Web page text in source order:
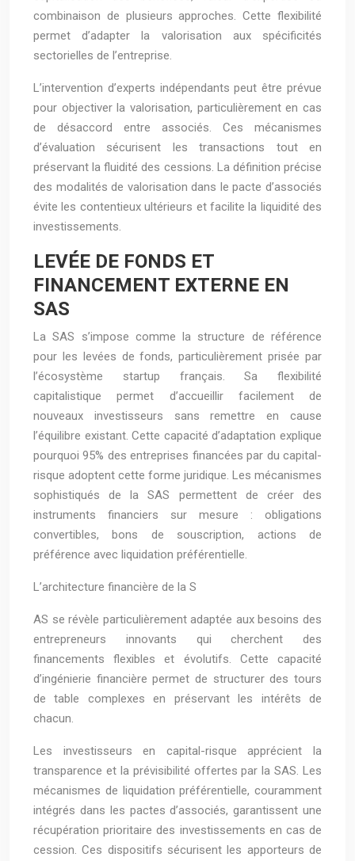
combinaison de plusieurs approches. Cette flexibilité
permet d’adapter la valorisation aux spécificités
sectorielles de l’entreprise.
L’intervention d’experts indépendants peut être prévue
pour objectiver la valorisation, particulièrement en cas
de désaccord entre associés. Ces mécanismes
d’évaluation sécurisent les transactions tout en
préservant la fluidité des cessions. La définition précise
des modalités de valorisation dans le pacte d’associés
évite les contentieux ultérieurs et facilite la liquidité des
investissements.
LEVÉE DE FONDS ET
FINANCEMENT EXTERNE EN
SAS
La SAS s’impose comme la structure de référence
pour les levées de fonds, particulièrement prisée par
l’écosystème startup français. Sa flexibilité
capitalistique permet d’accueillir facilement de
nouveaux investisseurs sans remettre en cause
l’équilibre existant. Cette capacité d’adaptation explique
pourquoi 95% des entreprises financées par du capital-
risque adoptent cette forme juridique. Les mécanismes
sophistiqués de la SAS permettent de créer des
instruments financiers sur mesure : obligations
convertibles, bons de souscription, actions de
préférence avec liquidation préférentielle.
L’architecture financière de la S
AS se révèle particulièrement adaptée aux besoins des
entrepreneurs innovants qui cherchent des
financements flexibles et évolutifs. Cette capacité
d’ingénierie financière permet de structurer des tours
de table complexes en préservant les intérêts de
chacun.
Les investisseurs en capital-risque apprécient la
transparence et la prévisibilité offertes par la SAS. Les
mécanismes de liquidation préférentielle, couramment
intégrés dans les pactes d’associés, garantissent une
récupération prioritaire des investissements en cas de
cession. Ces dispositifs sécurisent les apporteurs de